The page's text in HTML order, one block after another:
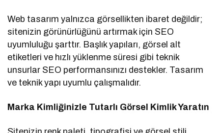
Web tasarım yalnızca görsellikten ibaret değildir;
sitenizin görünürlüğünü artırmak için SEO
uyumluluğu şarttır. Başlık yapıları, görsel alt
etiketleri ve hızlı yüklenme süresi gibi teknik
unsurlar SEO performansınızı destekler. Tasarım
ve teknik yapı uyumlu çalışmalıdır.
Marka Kimliğinizle Tutarlı Görsel Kimlik Yaratın